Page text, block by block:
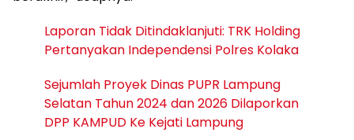
Laporan Tidak Ditindaklanjuti: TRK Holding
Pertanyakan Independensi Polres Kolaka
Sejumlah Proyek Dinas PUPR Lampung
Selatan Tahun 2024 dan 2026 Dilaporkan
DPP KAMPUD Ke Kejati Lampung